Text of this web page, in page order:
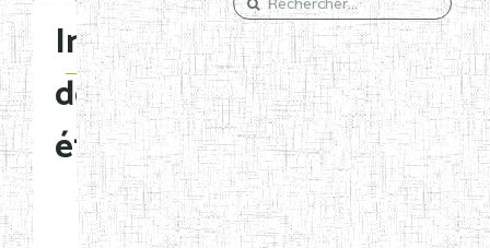
Immatriculation
des
établissements